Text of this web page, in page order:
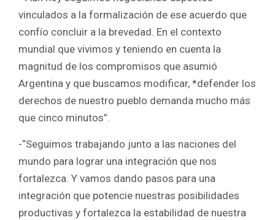
vinculados a la formalización de ese acuerdo que
confío concluir a la brevedad. En el contexto
mundial que vivimos y teniendo en cuenta la
magnitud de los compromisos que asumió
Argentina y que buscamos modificar, *defender los
derechos de nuestro pueblo demanda mucho más
que cinco minutos”.
-“Seguimos trabajando junto a las naciones del
mundo para lograr una integración que nos
fortalezca. Y vamos dando pasos para una
integración que potencie nuestras posibilidades
productivas y fortalezca la estabilidad de nuestra